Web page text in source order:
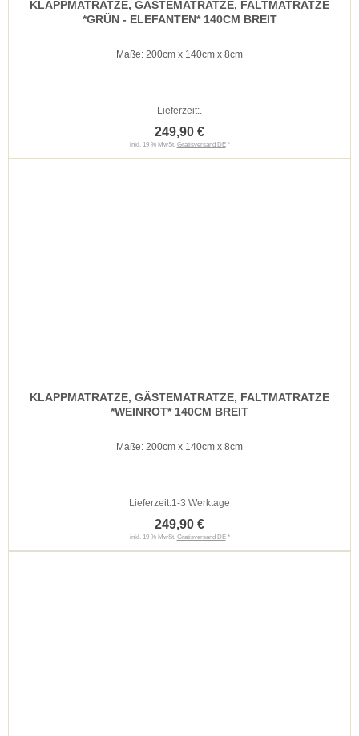
KLAPPMATRATZE, GÄSTEMATRATZE, FALTMATRATZE
*GRÜN - ELEFANTEN* 140CM BREIT
Maße: 200cm x 140cm x 8cm
Lieferzeit:.
249,90 €
inkl. 19 % MwSt. Gratisversand DE*
KLAPPMATRATZE, GÄSTEMATRATZE, FALTMATRATZE
*WEINROT* 140CM BREIT
Maße: 200cm x 140cm x 8cm
Lieferzeit:1-3 Werktage
249,90 €
inkl. 19 % MwSt. Gratisversand DE*